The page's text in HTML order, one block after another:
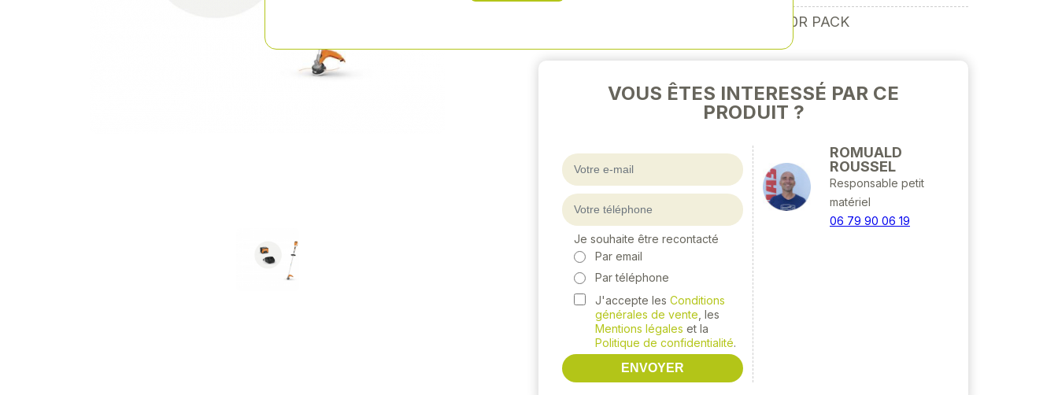
FSA80R PACK
VOUS ÊTES INTERESSÉ PAR CE
PRODUIT ?
Je souhaite être recontacté
Par email
Par téléphone
J'accepte les Conditions
générales de vente , les
Mentions légales et la
Politique de confidentialité.
ENVOYER
ROMUALD
ROUSSEL
Responsable petit
matériel
06 79 90 06 19